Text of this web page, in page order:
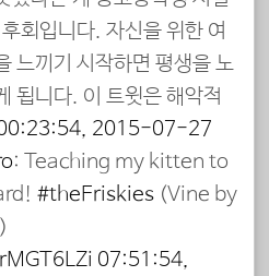
회입니다. 자신을 위한 여
느끼기 시작하면 평생을 노
됩니다. 이 트윗은 해악적
2015-07-27
: Teaching my kitten to
#theFriskies (Vine by
)
07:51:54,